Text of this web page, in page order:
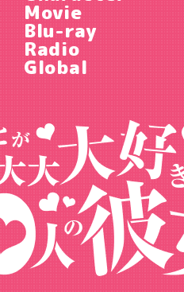
Movie
Blu-ray
Radio
Global